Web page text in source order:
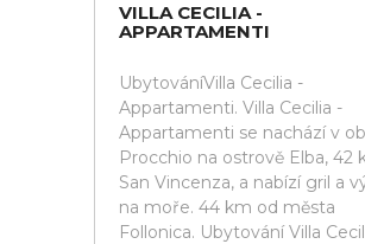
VILLA CECILIA -
APPARTAMENTI
UbytováníVilla Cecilia -
Appartamenti. Villa Cecilia -
Appartamenti se nachází v
Procchio na ostrově Elba, 42
San Vincenza, a nabízí gril a
na moře. 44 km od města
Follonica. Ubytování Villa